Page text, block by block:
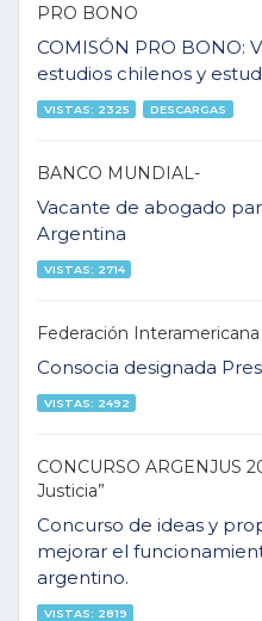
PRO BONO
COMISÓN PRO BONO:
estudios chilenos y
VISTAS: 2325 DESCARGAS
BANCO MUNDIAL-
Vacante de abogado
Argentina
VISTAS: 2714
Federación
Consocia designada
VISTAS: 2492
CONCURSO ARGENJUS
Justicia”
Concurso de ideas y
mejorar el
argentino.
VISTAS: 2819